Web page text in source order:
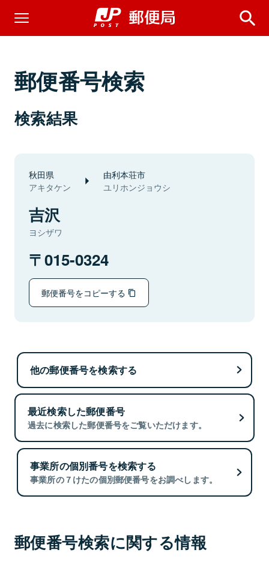
郵便番号検索
検索結果
秋田県
アキタケン
由利本荘市
ユリホンジョウシ
吉沢
ヨシザワ
015-0324
郵便番号をコピーする
他の郵便番号を検索する
最近検索した郵便番号
過去に検索した郵便番号をご覧いただけます。
事業所の個別番号を検索する
事業所の７けたの個別郵便番号をお調べします。
郵便番号検索に関する情報